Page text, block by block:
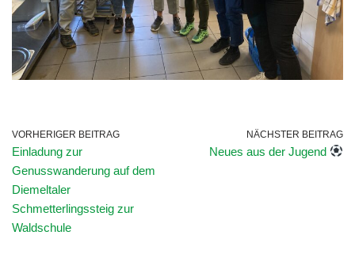
VORHERIGER BEITRAG
Einladung zur
Genusswanderung auf dem
Diemeltaler
Schmetterlingssteig zur
Waldschule
NÄCHSTER BEITRAG
Neues aus der Jugend